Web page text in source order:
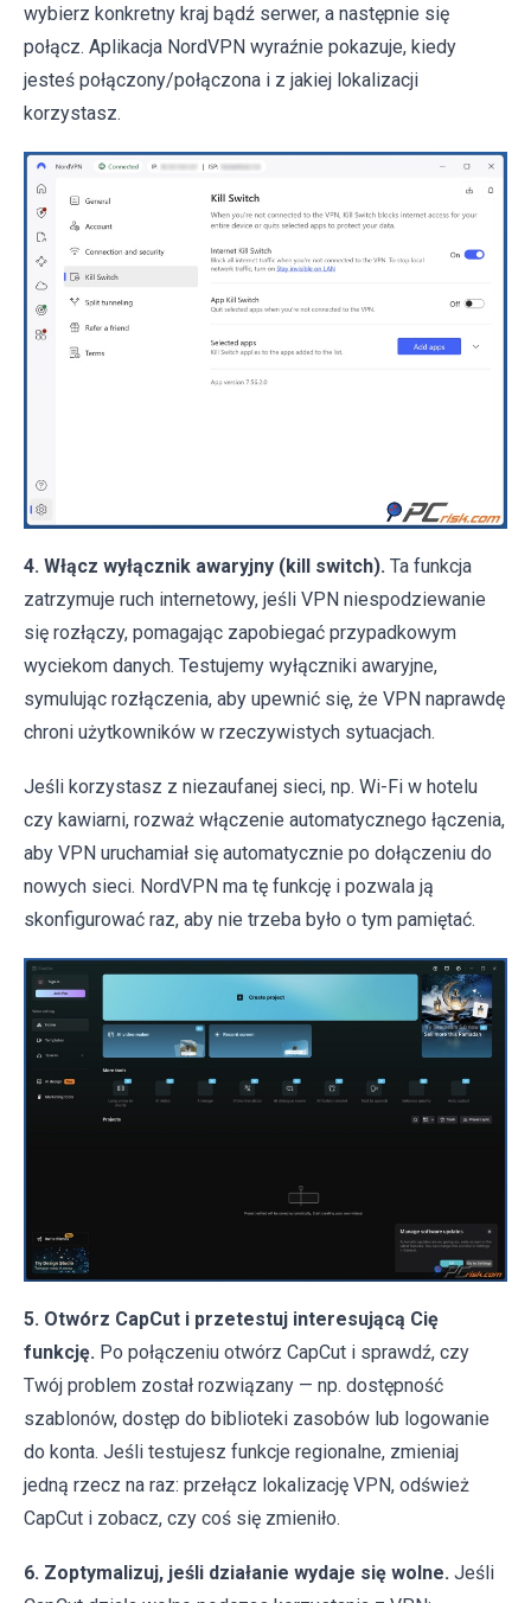
wybierz konkretny kraj bądź serwer, a następnie się
połącz. Aplikacja NordVPN wyraźnie pokazuje, kiedy
jesteś połączony/połączona i z jakiej lokalizacji
korzystasz.
4. Włącz wyłącznik awaryjny (kill switch). Ta funkcja
zatrzymuje ruch internetowy, jeśli VPN niespodziewanie
się rozłączy, pomagając zapobiegać przypadkowym
wyciekom danych. Testujemy wyłączniki awaryjne,
symulując rozłączenia, aby upewnić się, że VPN naprawdę
chroni użytkowników w rzeczywistych sytuacjach.
Jeśli korzystasz z niezaufanej sieci, np. Wi-Fi w hotelu
czy kawiarni, rozważ włączenie automatycznego łączenia,
aby VPN uruchamiał się automatycznie po dołączeniu do
nowych sieci. NordVPN ma tę funkcję i pozwala ją
skonfigurować raz, aby nie trzeba było o tym pamiętać.
5. Otwórz CapCut i przetestuj interesującą Cię
funkcję. Po połączeniu otwórz CapCut i sprawdź, czy
Twój problem został rozwiązany — np. dostępność
szablonów, dostęp do biblioteki zasobów lub logowanie
do konta. Jeśli testujesz funkcje regionalne, zmieniaj
jedną rzecz na raz: przełącz lokalizację VPN, odśwież
CapCut i zobacz, czy coś się zmieniło.
6. Zoptymalizuj, jeśli działanie wydaje się wolne. Jeśli